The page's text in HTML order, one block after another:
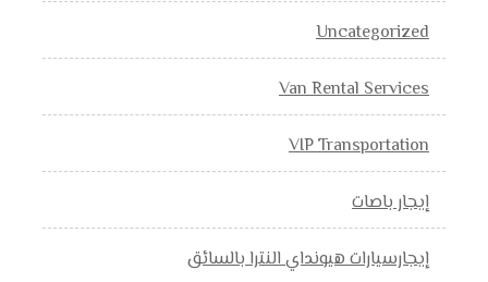
Uncategorized
Van Rental Services
VIP Transportation
إيجار باصات
إيجارسيارات هيونداي النترا بالسائق